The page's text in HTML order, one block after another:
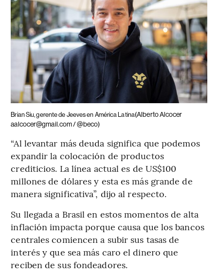
Brian Siu, gerente de Jeeves en América Latina(Alberto Alcocer
aalcocer@gmail.com / @beco)
“Al levantar más deuda significa que podemos
expandir la colocación de productos
crediticios. La línea actual es de US$100
millones de dólares y esta es más grande de
manera significativa”, dijo al respecto.
Su llegada a Brasil en estos momentos de alta
inflación impacta porque causa que los bancos
centrales comiencen a subir sus tasas de
interés y que sea más caro el dinero que
reciben de sus fondeadores.